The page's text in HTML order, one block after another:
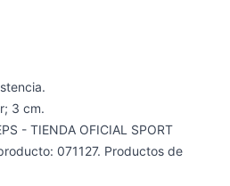
Adaptación Triceps Con Agarre KFEP-108 - Sport Fitness 71121
3 cm.
- TIENDA OFICIAL SPORT
071127. Productos de